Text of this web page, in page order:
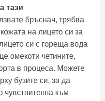
тази
бръснач, трябва
на лицето си за
си с гореща вода
омекоти четините,
в процеса. Можете
бузите си, за да
чувствителна към